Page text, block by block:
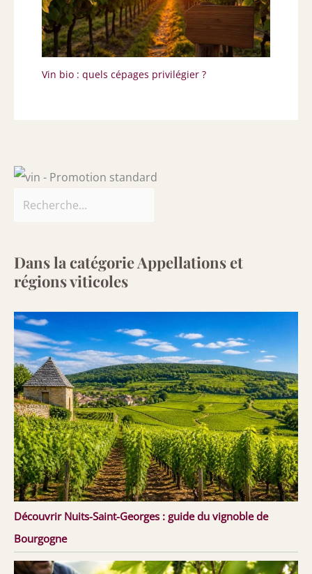
Vin bio : quels cépages privilégier ?
Dans la catégorie Appellations et
régions viticoles
Découvrir Nuits-Saint-Georges : guide du vignoble de
Bourgogne